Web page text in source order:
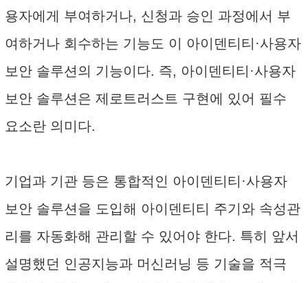
용자에게 부여하거나, 신청과 승인 과정에서 부
여하거나 회수하는 기능도 이 아이덴티티·사용자
보안 솔루션의 기능이다. 즉, 아이덴티티·사용자
보안 솔루션은 제로트러스트 구현에 있어 필수
요소란 의미다.
기업과 기관 등은 통합적인 아이덴티티·사용자
보안 솔루션을 도입해 아이덴티티 주기와 속성관
리를 자동화해 관리할 수 있어야 한다. 특히 앞서
설명했던 인공지능과 머신러닝 등 기술을 적극